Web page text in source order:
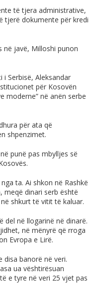
të tjera administrative,
tjerë dokumente për kredi
javë, Milloshi punon
Serbisë, Aleksandar
për Kosovën
moderne” në anën serbe
për ata që
shpenzimet.
punë pas mbylljes së
ta. Ai shkon në Rashkë
meqë dinari serb është
shkurt të vitit të kaluar.
del në llogarinë në dinarë.
në mënyrë që rroga
Evropa e Lirë.
disa banorë në veri.
ua vështirësuan
e tyre në veri 25 vjet pas